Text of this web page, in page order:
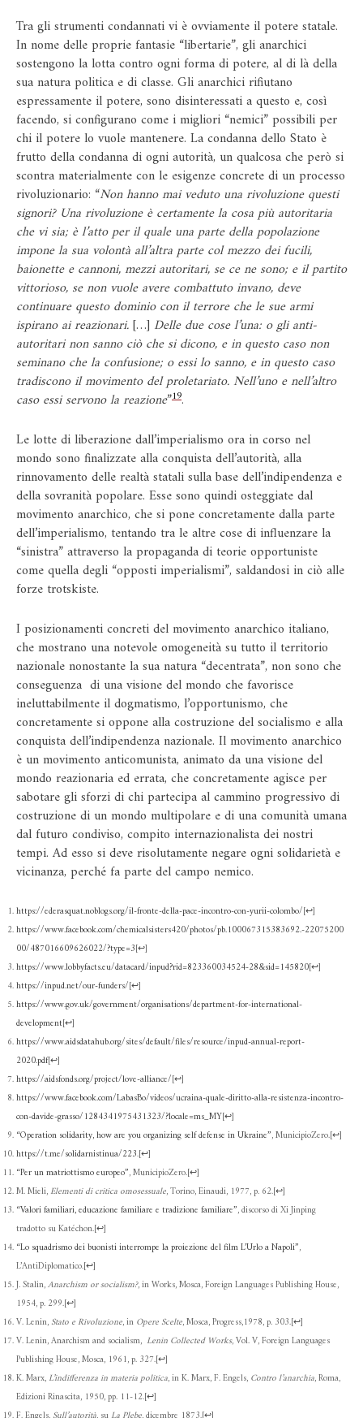
Tra gli strumenti condannati vi è ovviamente il potere statale.
In nome delle proprie fantasie “libertarie”, gli anarchici
sostengono la lotta contro ogni forma di potere, al di là della
sua natura politica e di classe. Gli anarchici rifiutano
espressamente il potere, sono disinteressati a questo e, così
facendo, si configurano come i migliori “nemici” possibili per
chi il potere lo vuole mantenere. La condanna dello Stato è
frutto della condanna di ogni autorità, un qualcosa che però si
scontra materialmente con le esigenze concrete di un processo
rivoluzionario: “Non hanno mai veduto una rivoluzione questi
signori? Una rivoluzione è certamente la cosa più autoritaria
che vi sia; è l’atto per il quale una parte della popolazione
impone la sua volontà all’altra parte col mezzo dei fucili,
baionette e cannoni, mezzi autoritari, se ce ne sono; e il partito
vittorioso, se non vuole avere combattuto invano, deve
continuare questo dominio con il terrore che le sue armi
ispirano ai reazionari.[…] Delle due cose l’una: o gli anti-
autoritari non sanno ciò che si dicono, e in questo caso non
seminano che la confusione; o essi lo sanno, e in questo caso
tradiscono il movimento del proletariato. Nell’uno e nell’altro
caso essi servono la reazione”19.
Le lotte di liberazione dall’imperialismo ora in corso nel
mondo sono finalizzate alla conquista dell’autorità, alla
rinnovamento delle realtà statali sulla base dell’indipendenza e
della sovranità popolare. Esse sono quindi osteggiate dal
movimento anarchico, che si pone concretamente dalla parte
dell’imperialismo, tentando tra le altre cose di influenzare la
“sinistra” attraverso la propaganda di teorie opportuniste
come quella degli “opposti imperialismi”, saldandosi in ciò alle
forze trotskiste.
I posizionamenti concreti del movimento anarchico italiano,
che mostrano una notevole omogeneità su tutto il territorio
nazionale nonostante la sua natura “decentrata”, non sono che
conseguenza di una visione del mondo che favorisce
ineluttabilmente il dogmatismo, l’opportunismo, che
concretamente si oppone alla costruzione del socialismo e alla
conquista dell’indipendenza nazionale. Il movimento anarchico
è un movimento anticomunista, animato da una visione del
mondo reazionaria ed errata, che concretamente agisce per
sabotare gli sforzi di chi partecipa al cammino progressivo di
costruzione di un mondo multipolare e di una comunità umana
dal futuro condiviso, compito internazionalista dei nostri
tempi. Ad esso si deve risolutamente negare ogni solidarietà e
vicinanza, perché fa parte del campo nemico.
https://ederasquat.noblogs.org/il-fronte-della-pace-incontro-con-yurii-colombo/[↩]
https://www.facebook.com/chemicalsisters420/photos/pb.100067315383692.-22075200
00/487016609626022/?type=3[↩]
https://www.lobbyfacts.eu/datacard/inpud?rid=823360034524-28&sid=145820[↩]
https://inpud.net/our-funders/[↩]
https://www.gov.uk/government/organisations/department-for-international-
development[↩]
https://www.aidsdatahub.org/sites/default/files/resource/inpud-annual-report-
2020.pdf[↩]
https://aidsfonds.org/project/love-alliance/[↩]
https://www.facebook.com/LabasBo/videos/ucraina-quale-diritto-alla-resistenza-incontro-
con-davide-grasso/1284341975431323/?locale=ms_MY[↩]
“Operation solidarity, how are you organizing self defense in Ukraine”, MunicipioZero.[↩]
https://t.me/solidarnistinua/223.[↩]
“Per un matriottismo europeo”, MunicipioZero.[↩]
M. Mieli, Elementi di critica omosessuale, Torino, Einaudi, 1977, p. 62.[↩]
“Valori familiari, educazione familiare e tradizione familiare”, discorso di Xi Jinping
tradotto su Katéchon.[↩]
“Lo squadrismo dei buonisti interrompe la proiezione del film L’Urlo a Napoli”,
L’AntiDiplomatico.[↩]
J. Stalin,Anarchism or socialism?, in Works, Mosca, Foreign Languages Publishing House,
1954, p. 299.[↩]
V. Lenin, Stato e Rivoluzione, in Opere Scelte, Mosca, Progress,1978, p. 303.[↩]
V. Lenin, Anarchism and socialism, Lenin Collected Works, Vol. V, Foreign Languages
Publishing House, Mosca, 1961, p. 327.[↩]
K. Marx, L’indifferenza in materia politica, in K. Marx, F. Engels, Contro l’anarchia, Roma,
Edizioni Rinascita, 1950, pp. 11-12.[↩]